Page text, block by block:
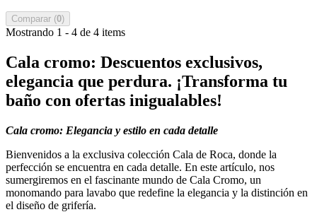
Comparar (0)
Mostrando 1 - 4 de 4 items
Cala cromo: Descuentos exclusivos,
elegancia que perdura. ¡Transforma tu
baño con ofertas inigualables!
Cala cromo: Elegancia y estilo en cada detalle
Bienvenidos a la exclusiva colección Cala de Roca, donde la
perfección se encuentra en cada detalle. En este artículo, nos
sumergiremos en el fascinante mundo de Cala Cromo, un
monomando para lavabo que redefine la elegancia y la distinción en
el diseño de grifería.